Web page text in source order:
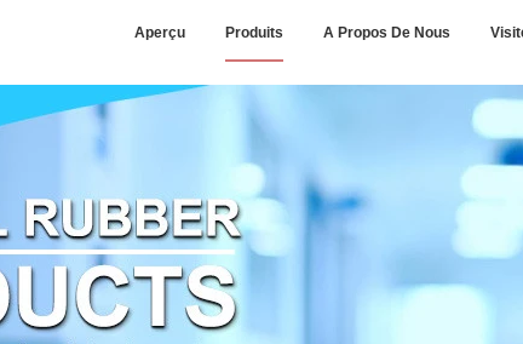
Aperçu Produits A Propos De Nous